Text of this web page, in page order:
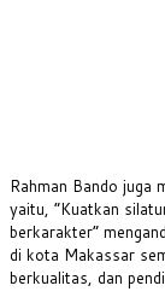
Rahman Bando juga
yaitu, “Kuatkan
berkarakter”
di kota Makassar
berkualitas, dan